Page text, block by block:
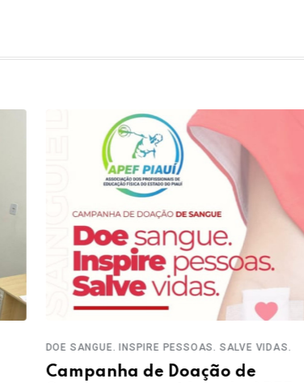
DOE SANGUE. INSPIRE PESSOAS. SALVE VIDAS.
Campanha de Doação de